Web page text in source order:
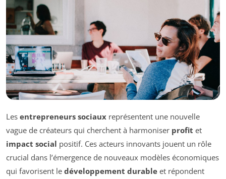
Les entrepreneurs sociaux représentent une nouvelle
vague de créateurs qui cherchent à harmoniser profit et
impact social positif. Ces acteurs innovants jouent un rôle
crucial dans l’émergence de nouveaux modèles économiques
qui favorisent le développement durable et répondent